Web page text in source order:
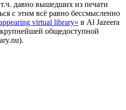
т.ч. давно вышедших из печати
с этим всё равно бессмысленно
virtual library» в Al Jazeera
общедоступной